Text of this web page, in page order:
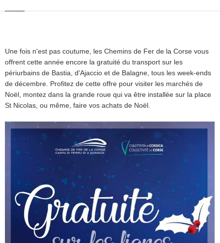
Une fois n'est pas coutume, les Chemins de Fer de la Corse vous
offrent cette année encore la gratuité du transport sur les
périurbains de Bastia, d'Ajaccio et de Balagne, tous les week-ends
de décembre. Profitez de cette offre pour visiter les marchés de
Noël, montez dans la grande roue qui va être installée sur la place
St Nicolas, ou même, faire vos achats de Noël.